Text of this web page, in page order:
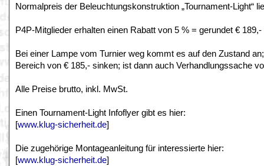
Normalpreis der Beleuchtungskonstruktion „Tournament-Light“
P4P-Mitglieder erhalten einen Rabatt von 5 % = gerundet € 189,-
Bei einer Lampe vom Turnier weg kommt es auf den Zustand
Bereich von € 185,- sinken; ist dann auch Verhandlungssache
Alle Preise brutto, inkl. MwSt.
Einen Tournament-Light Infoflyer gibt es hier:
[www.klug-sicherheit.de]
Die zugehörige Montageanleitung für interessierte hier:
[www.klug-sicherheit.de]